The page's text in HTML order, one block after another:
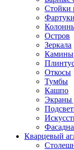
Стойки
Остров
Зеркала
Камины
Откосы
Тумбы
Кашпо
Экраны
Кварцевый